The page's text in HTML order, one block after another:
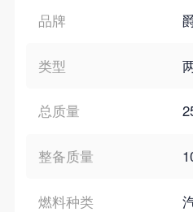
品牌
类型
总质量
整备质量
燃料种类